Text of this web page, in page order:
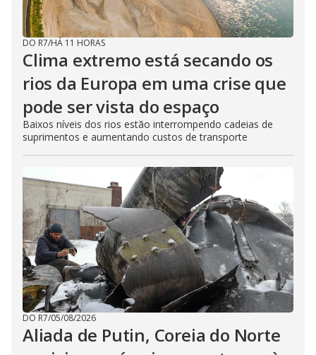
DO R7/HÁ 11 HORAS
Clima extremo está secando os
rios da Europa em uma crise que
pode ser vista do espaço
Baixos níveis dos rios estão interrompendo cadeias de
suprimentos e aumentando custos de transporte
DO R7/05/08/2026
Aliada de Putin, Coreia do Norte